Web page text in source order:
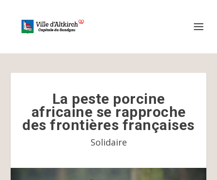
La peste porcine
africaine se rapproche
des frontières françaises
Solidaire